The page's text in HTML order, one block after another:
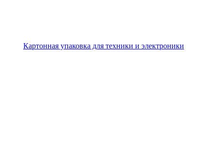
Картонная упаковка для техники и электроники